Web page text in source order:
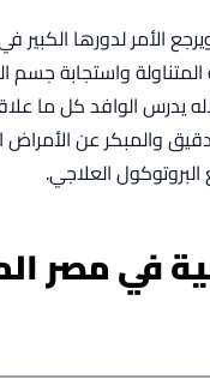
الأمر لدورها
المتناولة واستجابة
يدرس الوافد كل ما
والمبكر عن الأمراض
العلاجي.
في مصر